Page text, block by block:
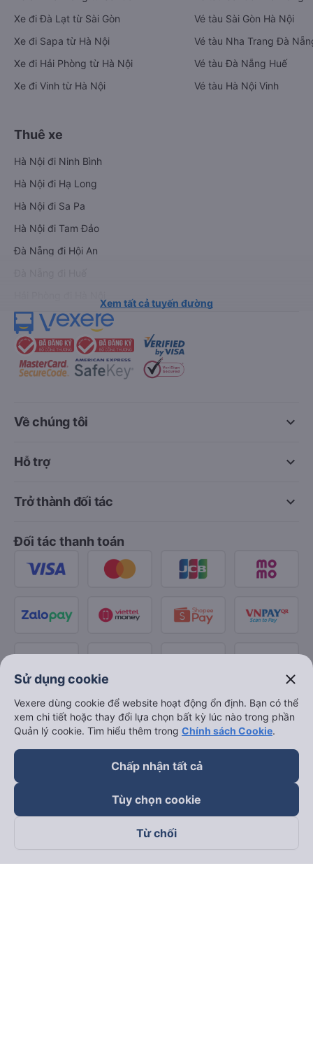
Xe đi Đà Lạt từ Sài Gòn
Xe đi Sapa từ Hà Nội
Xe đi Hải Phòng từ Hà Nội
Xe đi Vinh từ Hà Nội
Vé tàu Sài Gòn Hà Nội
Vé tàu Nha Trang Đà
Vé tàu Đà Nẵng Huế
Vé tàu Hà Nội Vinh
Thuê xe
Hà Nội đi Ninh Bình
Hà Nội đi Hạ Long
Hà Nội đi Sa Pa
Hà Nội đi Tam Đảo
Đà Nẵng đi Hội An
Xem tất cả tuyến đường
keyboard_arrow_down
Về chúng tôi
keyboard_arrow_down
Hỗ trợ
keyboard_arrow_down
Trở thành đối tác
Đối tác thanh toán
Theo dõi chúng tôi trên
Sử dụng cookie close
Vexere dùng cookie để website hoạt động ổn định. Bạn có thể
xem chi tiết hoặc thay đổi lựa chọn bất kỳ lúc nào trong phần
Quản lý cookie. Tìm hiểu thêm trong Chính sách Cookie.
Chấp nhận tất cả
Tùy chọn cookie
Từ chối